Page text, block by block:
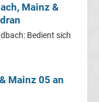
Mainz &
Bedient sich
Mainz 05 an